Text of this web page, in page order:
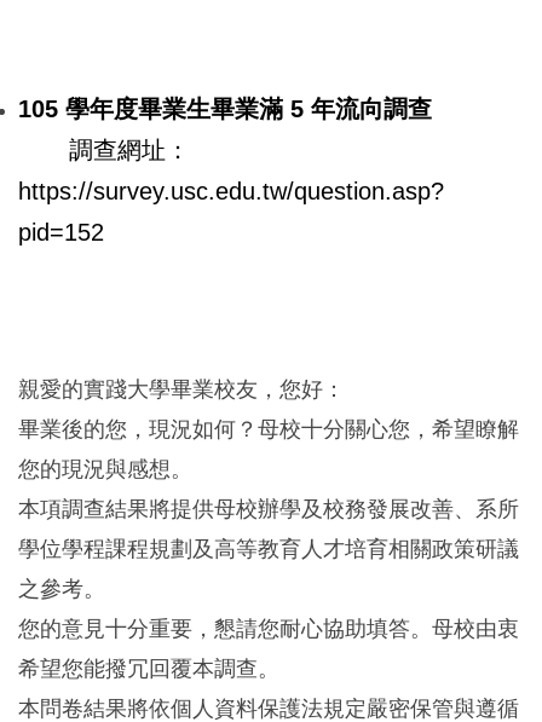
105 學年度畢業生畢業滿 5 年流向調查
調查網址：
https://survey.usc.edu.tw/question.asp?
pid=152
親愛的實踐大學畢業校友，您好：
畢業後的您，現況如何？母校十分關心您，希望瞭解
您的現況與感想。
本項調查結果將提供母校辦學及校務發展改善、系所
學位學程課程規劃及高等教育人才培育相關政策研議
之參考。
您的意見十分重要，懇請您耐心協助填答。母校由衷
希望您能撥冗回覆本調查。
本問卷結果將依個人資料保護法規定嚴密保管與遵循